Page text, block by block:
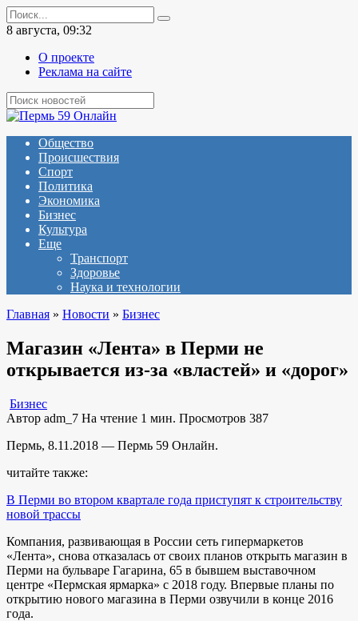
Перейти
к
содержанию
Search
for:
8 августа, 09:32
О проекте
Реклама на сайте
Общество
Происшествия
Спорт
Политика
Экономика
Бизнес
Культура
Еще
Транспорт
Здоровье
Наука и технологии
Главная » Новости » Бизнес
Магазин «Лента» в Перми не
открывается из-за «властей» и «дорог»
Бизнес
Автор adm_7 На чтение 1 мин. Просмотров 387
Пермь, 8.11.2018 — Пермь 59 Онлайн.
читайте также:
В Перми во втором квартале года приступят к строительству
новой трассы
Компания, развивающая в России сеть гипермаркетов
«Лента», снова отказалась от своих планов открыть магазин в
Перми на бульваре Гагарина, 65 в бывшем выставочном
центре «Пермская ярмарка» с 2018 году. Впервые планы по
открытию нового магазина в Перми озвучили в конце 2016
года.